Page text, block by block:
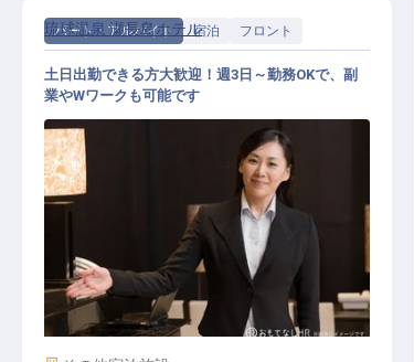
パート・アルバイト 宿泊 フロント
温泉施設のフロントスタッフ
琉球温泉 瀬長島ホテル
土日出勤できる方大歓迎！週3日～勤務OKで、副
業やWワークも可能です